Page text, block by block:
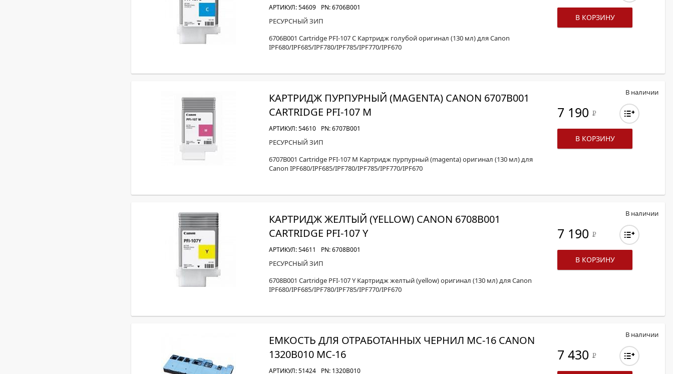
АРТИКУЛ: 54609 PN: 6706B001
РЕСУРСНЫЙ ЗИП
6706B001 Cartridge PFI-107 C Картридж голубой оригинал (130 мл) для Canon
IPF680/IPF685/IPF780/IPF785/IPF770/IPF670
В КОРЗИНУ
КАРТРИДЖ ПУРПУРНЫЙ (MAGENTA) CANON 6707B001
CARTRIDGE PFI-107 M
АРТИКУЛ: 54610 PN: 6707B001
РЕСУРСНЫЙ ЗИП
6707B001 Cartridge PFI-107 M Картридж пурпурный (magenta) оригинал (130 мл) для
Canon IPF680/IPF685/IPF780/IPF785/IPF770/IPF670
В наличии
7 190Р
В КОРЗИНУ
КАРТРИДЖ ЖЕЛТЫЙ (YELLOW) CANON 6708B001
CARTRIDGE PFI-107 Y
АРТИКУЛ: 54611 PN: 6708B001
РЕСУРСНЫЙ ЗИП
6708B001 Cartridge PFI-107 Y Картридж желтый (yellow) оригинал (130 мл) для Canon
IPF680/IPF685/IPF780/IPF785/IPF770/IPF670
В наличии
7 190Р
В КОРЗИНУ
ЕМКОСТЬ ДЛЯ ОТРАБОТАННЫХ ЧЕРНИЛ MC-16 CANON
1320B010 MC-16
АРТИКУЛ: 51424 PN: 1320B010
В наличии
7 430Р